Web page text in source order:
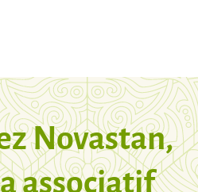
Novastan,
associatif